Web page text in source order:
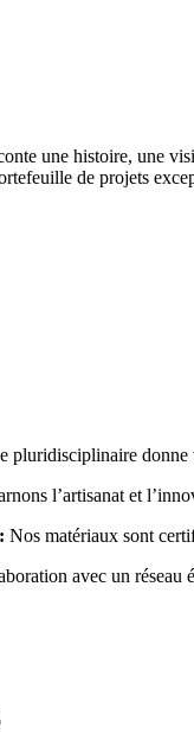
une histoire, une
de projets
pluridisciplinaire donne
l’artisanat et
Nos matériaux sont
avec un réseau